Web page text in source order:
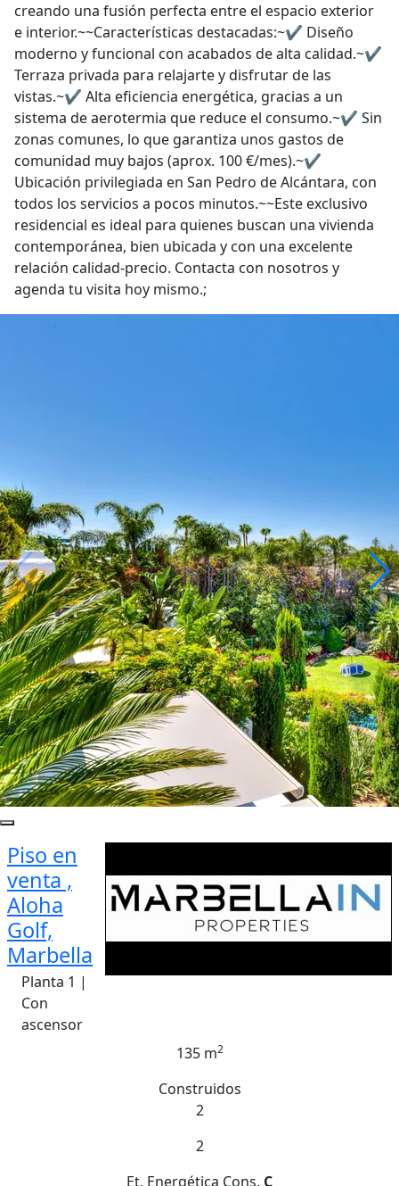
creando una fusión perfecta entre el espacio exterior
e interior.~~Características destacadas:~✔ Diseño
moderno y funcional con acabados de alta calidad.~✔
Terraza privada para relajarte y disfrutar de las
vistas.~✔ Alta eficiencia energética, gracias a un
sistema de aerotermia que reduce el consumo.~✔ Sin
zonas comunes, lo que garantiza unos gastos de
comunidad muy bajos (aprox. 100 €/mes).~✔
Ubicación privilegiada en San Pedro de Alcántara, con
todos los servicios a pocos minutos.~~Este exclusivo
residencial es ideal para quienes buscan una vivienda
contemporánea, bien ubicada y con una excelente
relación calidad-precio. Contacta con nosotros y
agenda tu visita hoy mismo.;
Piso en
venta ,
Aloha
Golf,
Marbella
Planta 1 |
Con
ascensor
135 m2
Construidos
2
2
Et. Energética Cons. C